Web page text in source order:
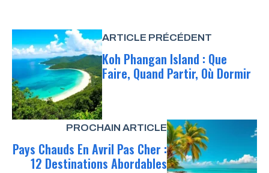
ARTICLE PRÉCÉDENT
Koh Phangan Island : Que
Faire, Quand Partir, Où Dormir
PROCHAIN ARTICLE
Pays Chauds En Avril Pas Cher :
12 Destinations Abordables